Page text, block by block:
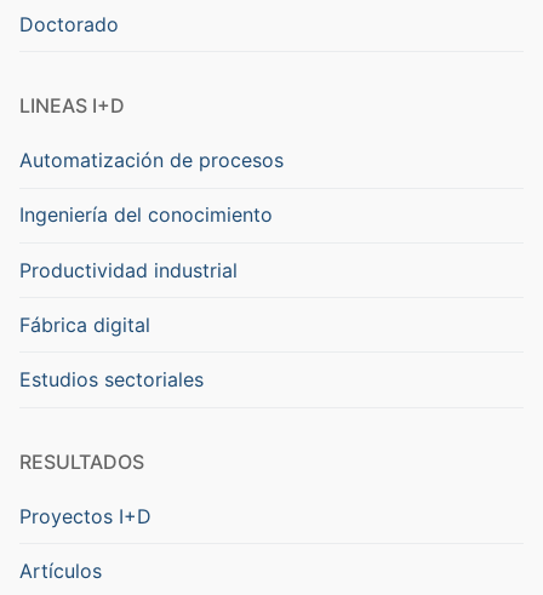
Doctorado
LINEAS I+D
Automatización de procesos
Ingeniería del conocimiento
Productividad industrial
Fábrica digital
Estudios sectoriales
RESULTADOS
Proyectos I+D
Artículos